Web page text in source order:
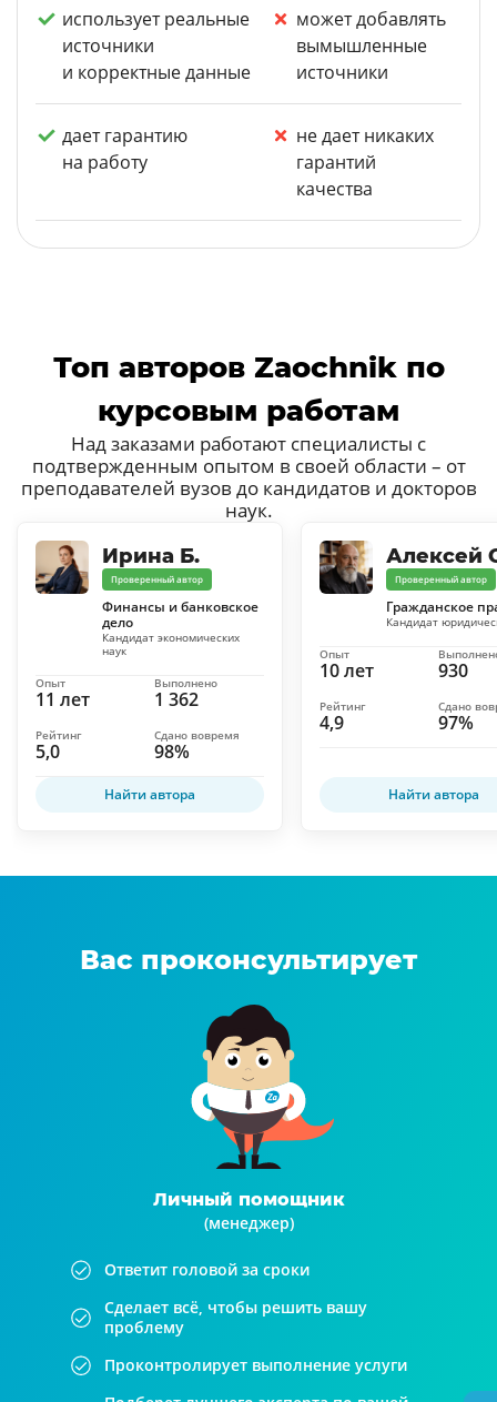
использует реальные
источники
и корректные данные
может добавлять
вымышленные
источники
дает гарантию
на работу
не дает никаких
гарантий
качества
Топ авторов Zaochnik по
курсовым работам
Над заказами работают специалисты с
подтвержденным опытом в своей области – от
преподавателей вузов до кандидатов и докторов
наук.
Ирина Б.
Проверенный автор
Финансы и банковское
дело
Кандидат экономических
наук
11 лет
Опыт
1 362
Выполнено
5,0
Рейтинг
98%
Сдано вовремя
Найти автора
Алексей
Проверенный автор
Гражданское
Кандидат
10 лет
Опыт
930
4,9
Рейтинг
97%
Сдано
Найти автора
Вас проконсультирует
Личный помощник
(менеджер)
Ответит головой за сроки
Сделает всё, чтобы решить вашу
проблему
Проконтролирует выполнение услуги